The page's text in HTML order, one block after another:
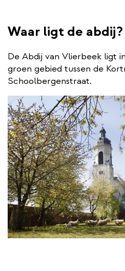
Waar ligt de abdij?
De Abdij van Vlierbeek ligt
groen gebied tussen de
Schoolbergenstraat.